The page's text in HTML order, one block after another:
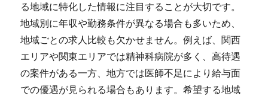
る地域に特化した情報に注目することが大切です。
地域別に年収や勤務条件が異なる場合も多いため、
地域ごとの求人比較も欠かせません。例えば、関西
エリアや関東エリアでは精神科病院が多く、高待遇
の案件がある一方、地方では医師不足により給与面
での優遇が見られる場合もあります。希望する地域